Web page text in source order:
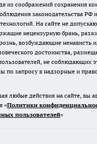
из соображений сохранения
законодательства РФ и
На сайте не
нецензурную брань,
возбуждающие ненависть
достоинства,
не соблюдающих
по запросу в надзорные и
любые действия на сайте, вы
«Политики
пользователей»